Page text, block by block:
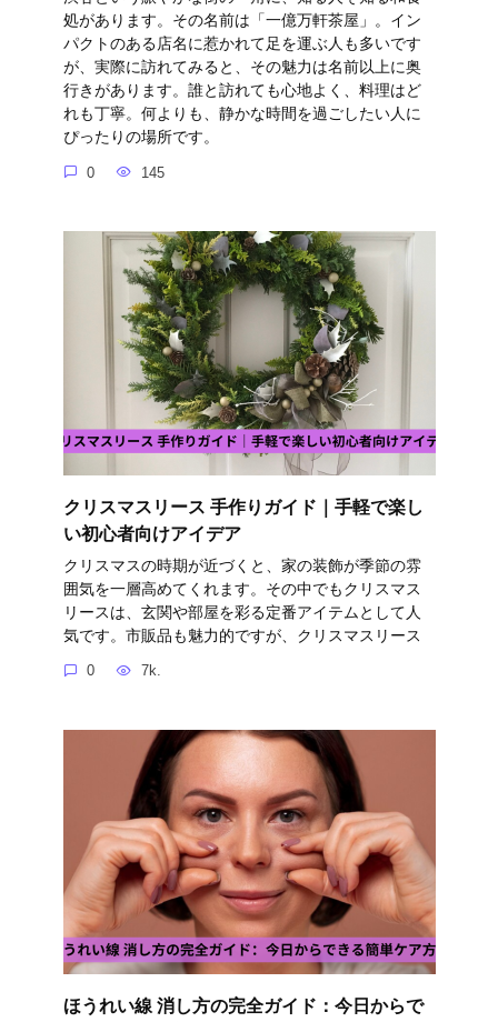
処があります。その名前は「一億万軒茶屋」。イン
パクトのある店名に惹かれて足を運ぶ人も多いです
が、実際に訪れてみると、その魅力は名前以上に奥
行きがあります。誰と訪れても心地よく、料理はど
れも丁寧。何よりも、静かな時間を過ごしたい人に
ぴったりの場所です。
0 145
クリスマスリース 手作りガイド｜手軽で楽し
い初心者向けアイデア
クリスマスの時期が近づくと、家の装飾が季節の雰
囲気を一層高めてくれます。その中でもクリスマス
リースは、玄関や部屋を彩る定番アイテムとして人
気です。市販品も魅力的ですが、クリスマスリース
0 7k.
ほうれい線 消し方の完全ガイド：今日からで